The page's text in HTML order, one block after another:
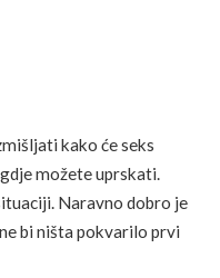
kako će seks
možete uprskati.
Naravno dobro je
bi ništa pokvarilo prvi